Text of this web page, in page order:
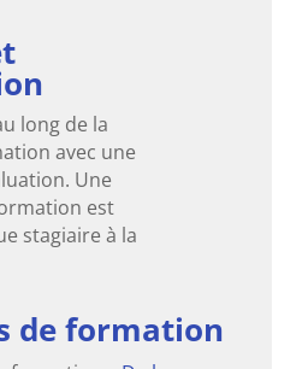
long de la
avec une
Une
est
stagiaire à la
de formation